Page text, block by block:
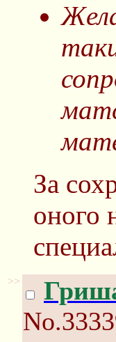
За
оного
>>